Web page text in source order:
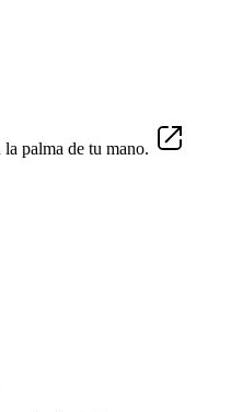
la palma de tu mano.